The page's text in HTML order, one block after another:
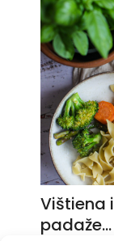
Vištiena
padaže…